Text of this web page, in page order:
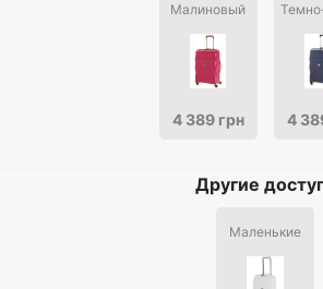
Малиновый
4 389 грн 4
Другие
Маленькие